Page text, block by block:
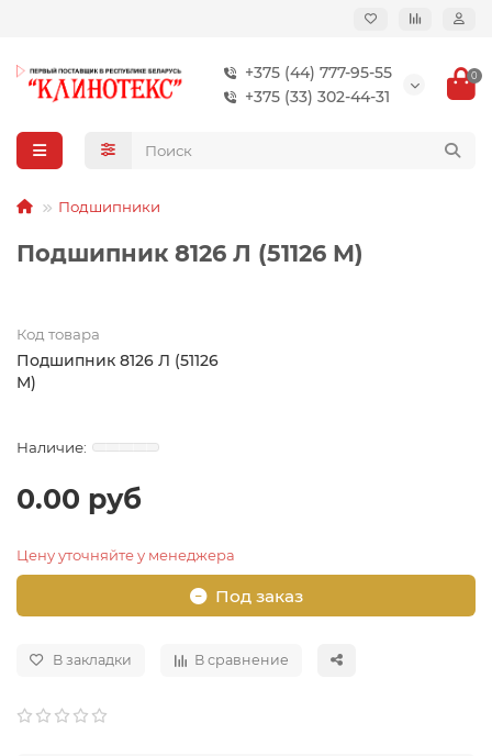
+375 (44) 777-95-55
+375 (33) 302-44-31
0
Подшипники
Подшипник 8126 Л (51126 M)
Код товара
Подшипник 8126 Л (51126
M)
0.00 руб
Цену уточняйте у менеджера
Под заказ
В закладки В сравнение